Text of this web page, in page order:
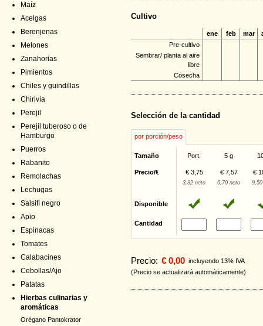
Maíz
Acelgas
Berenjenas
Melones
Zanahorias
Pimientos
Chiles y guindillas
Chirivía
Perejil
Perejil tuberoso o de
Hamburgo
Puerros
Rabanito
Remolachas
Lechugas
Salsifí negro
Apio
Espinacas
Tomates
Calabacines
Cebollas/Ajo
Patatas
Hierbas culinarias y
aromáticas
Orégano Pantokrator
Cultivo
ene feb mar
Pre-cultivo
Sembrar/ planta al aire
libre
Cosecha
Selección de la cantidad
por porción/peso
Tamaño Port. 5 g
Precio/€ € 3,75 € 7,57 €
3,32 neto 6,70 neto
Disponible
Cantidad
Precio: € 0,00 incluyendo 13% IVA
(Precio se actualizará automáticamente)